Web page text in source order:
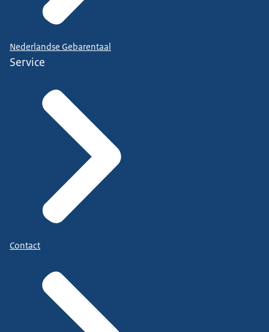
Nederlandse Gebarentaal
Service
Contact